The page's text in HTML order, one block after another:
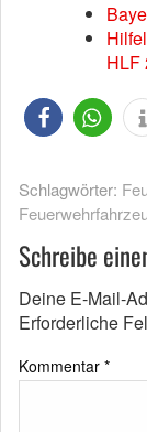
HLF
Schlagwörter:
Schreibe
Deine E-Mail-
Erforderliche
Kommentar *